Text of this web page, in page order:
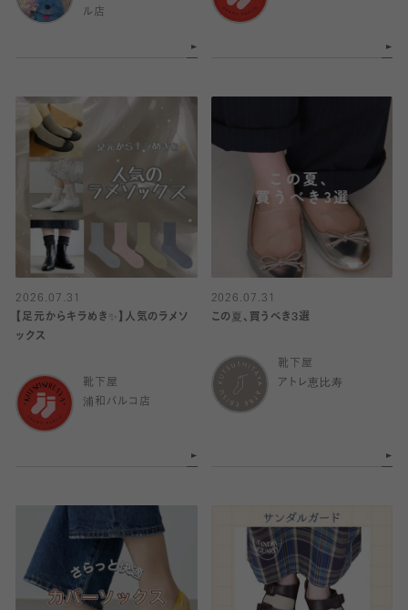
ル店
2026.07.31
【足元からキラめき✨️】人気のラメソ
ックス
靴下屋
浦和パルコ店
2026.07.31
この夏、買うべき3選
靴下屋
アトレ恵比寿